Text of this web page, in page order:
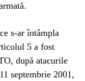
s-ar întâmpla
5 a fost
după atacurile
septembrie 2001,